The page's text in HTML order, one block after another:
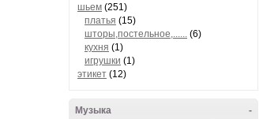
шьем (251)
платья (15)
шторы,постельное,...... (6)
кухня (1)
игрушки (1)
этикет (12)
-
Музыка